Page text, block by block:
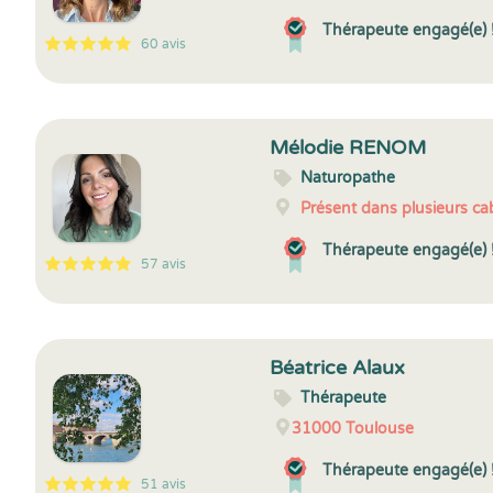
5
1
5
60 60 avis
Thérapeute engagé(e)
5
1
5
57 57 avis
Mélodie RENOM
Naturopathe
Présent dans plusieurs
Thérapeute engagé(e)
51 avis
Béatrice Alaux
Thérapeute
31000Toulouse
Thérapeute engagé(e)